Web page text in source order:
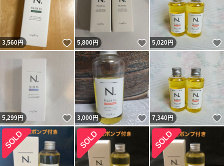
3,560円 いいね！
5,800円 いいね！
5,020円
5,299円 いいね！
3,000円 いいね！
7,340円